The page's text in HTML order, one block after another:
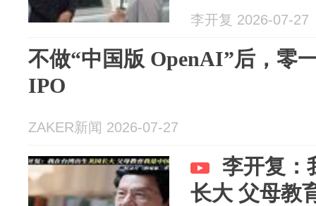
李开复 2026-07-27
不做“中国版 OpenAI”后，零
IPO
ZAKER新闻 2026-07-27
李开复：
长大 父母教